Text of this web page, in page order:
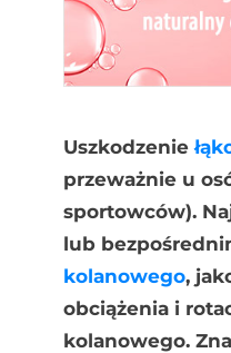
Uszkodzenie
przeważnie u
sportowców).
lub
kolanowego,
obciążenia i
kolanowego.